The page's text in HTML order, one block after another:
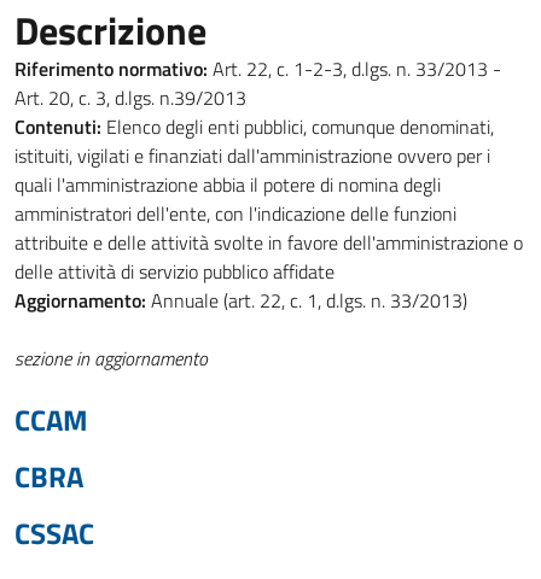
Descrizione
Riferimento normativo: Art. 22, c. 1-2-3, d.lgs. n. 33/2013 -
Art. 20, c. 3, d.lgs. n.39/2013
Contenuti: Elenco degli enti pubblici, comunque denominati,
istituiti, vigilati e finanziati dall'amministrazione ovvero per i
quali l'amministrazione abbia il potere di nomina degli
amministratori dell'ente, con l'indicazione delle funzioni
attribuite e delle attività svolte in favore dell'amministrazione o
delle attività di servizio pubblico affidate
Aggiornamento: Annuale (art. 22, c. 1, d.lgs. n. 33/2013)
sezione in aggiornamento
CCAM
CBRA
CSSAC